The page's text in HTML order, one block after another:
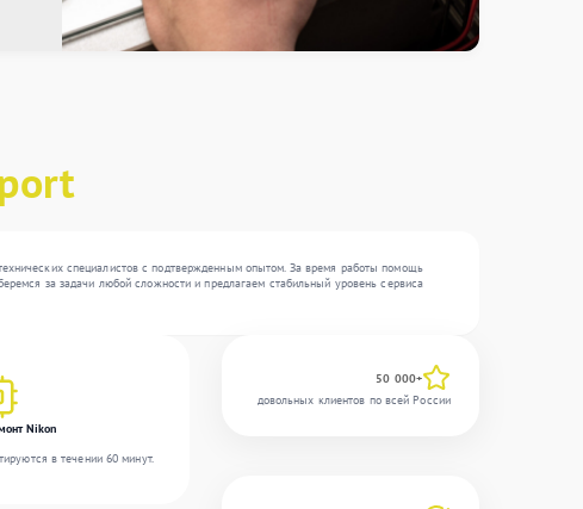
специалистов с подтвержденным опытом. За время работы помощь
за задачи любой сложности и предлагаем стабильный уровень сервиса
Nikon
в течении 60 минут.
50 000+
довольных клиентов по всей России